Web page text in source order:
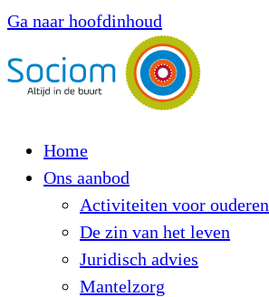
Ga naar hoofdinhoud
Home
Ons aanbod
Activiteiten voor ouderen
De zin van het leven
Juridisch advies
Mantelzorg